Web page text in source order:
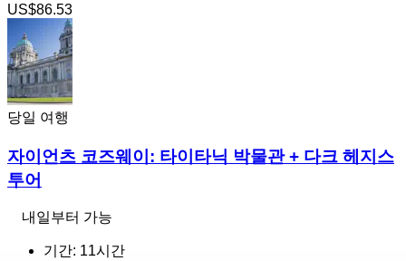
US$86.53
당일 여행
자이언츠 코즈웨이: 타이타닉 박물관 + 다크 헤지스
투어
내일부터 가능
기간: 11시간